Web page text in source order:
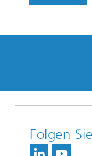
Folgen